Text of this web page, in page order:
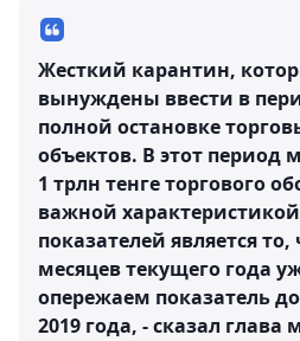
Жесткий карантин,
вынуждены ввести в
полной остановке
объектов. В этот период
1 трлн тенге торгового
важной
показателей является
месяцев текущего года
опережаем показатель
2019 года, - сказал глава